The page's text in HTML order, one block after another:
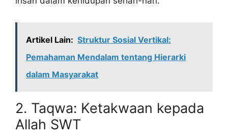
Artikel Lain: Struktur Sosial Vertikal:
Pemahaman Mendalam tentang Hierarki
dalam Masyarakat
2. Taqwa: Ketakwaan kepada
Allah SWT